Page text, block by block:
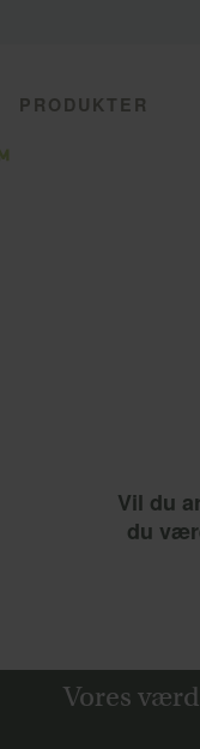
Vil du
du
Vores
PRODUKTER